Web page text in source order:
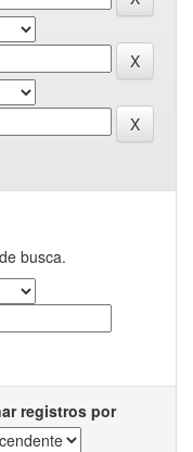
busca.
registros por